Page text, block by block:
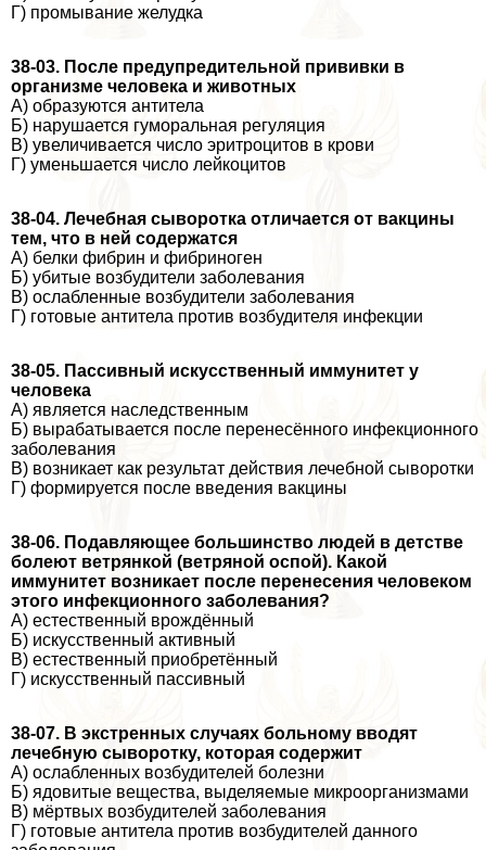
Г) промывание желудка
38-03. После предупредительной прививки в
организме человека и животных
А) образуются антитела
Б) нарушается гумopaльная регуляция
В) увеличивается число эритроцитов в крови
Г) уменьшается число лейкоцитов
38-04. Лечебная сыворотка отличается от вакцины
тем, что в ней содержатся
А) белки фибрин и фибриноген
Б) убитые возбудители заболевания
В) ослабленные возбудители заболевания
Г) готовые антитела против возбудителя инфекции
38-05. Пассивный искусственный иммунитет у
человека
А) является наследственным
Б) выpaбатывается после перенесённого инфекционного
заболевания
В) возникает как результат действия лечебной сыворотки
Г) формируется после введения вакцины
38-06. Подавляющее большинство людей в детстве
болеют ветрянкой (ветряной оспой). Какой
иммунитет возникает после перенесения человеком
этого инфекционного заболевания?
А) естественный врождённый
Б) искусственный активный
В) естественный приобретённый
Г) искусственный пассивный
38-07. В экстренных случаях больному вводят
лечебную сыворотку, которая содержит
А) ослабленных возбудителей болезни
Б) ядовитые вещества, выделяемые микроорганизмами
В) мёртвых возбудителей заболевания
Г) готовые антитела против возбудителей данного